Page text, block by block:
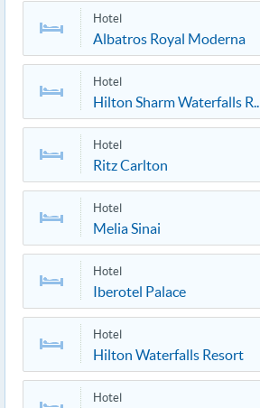
Hotel
Albatros Royal Moderna
Hotel
Hilton Sharm Waterfalls R..
Hotel
Ritz Carlton
Hotel
Melia Sinai
Hotel
Iberotel Palace
Hotel
Hilton Waterfalls Resort
Hotel